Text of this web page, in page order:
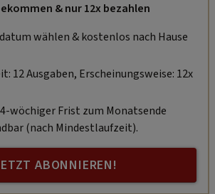
& nur 12x bezahlen
wählen & kostenlos nach Hause
12 Ausgaben, Erscheinungsweise: 12x
wöchiger Frist zum Monatsende
(nach Mindestlaufzeit).
ABONNIEREN!